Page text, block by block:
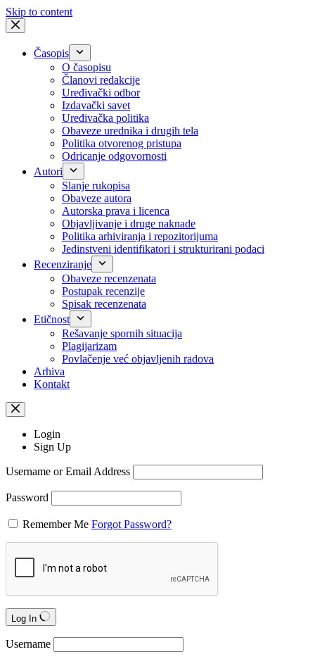
Skip to content
Časopis
O časopisu
Članovi redakcije
Uređivački odbor
Izdavački savet
Uređivačka politika
Obaveze urednika i drugih tela
Politika otvorenog pristupa
Odricanje odgovornosti
Autori
Slanje rukopisa
Obaveze autora
Autorska prava i licenca
Objavljivanje i druge naknade
Politika arhiviranja i repozitorijuma
Jedinstveni identifikatori i strukturirani podaci
Recenziranje
Obaveze recenzenata
Postupak recenzije
Spisak recenzenata
Etičnost
Rešavanje spornih situacija
Plagijarizam
Povlačenje već objavljenih radova
Arhiva
Kontakt
Login
Sign Up
Username or Email Address
Password
Remember Me Forgot Password?
Log In
Username